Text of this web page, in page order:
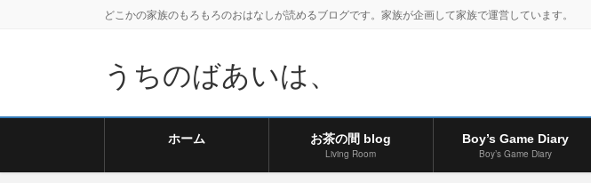
どこかの家族のもろもろのおはなしが読めるブログです。家族が企画して家族で運営しています。
うちのばあいは、
ホーム お茶の間 blog
Living Room
Boy’s Game Diary
Boy’s Game Diary